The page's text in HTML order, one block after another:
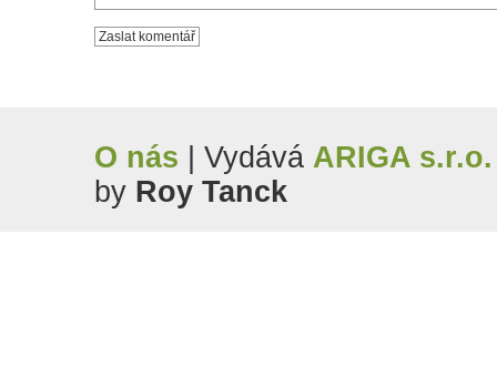
O nás | Vydává ARIGA s.r.o.
by Roy Tanck